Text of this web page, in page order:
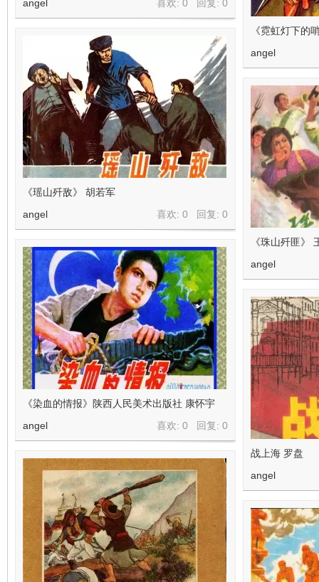
喜欢: 0 回复: 0
angel
《霓虹灯下的
angel
《瑶山歼敌》 胡若军
喜欢: 0 回复: 0
angel
《珠山歼匪》
angel
《染血的情报》陕西人民美术出版社 康怀宇
喜欢: 0 回复: 0
angel
战上海 罗盘
angel